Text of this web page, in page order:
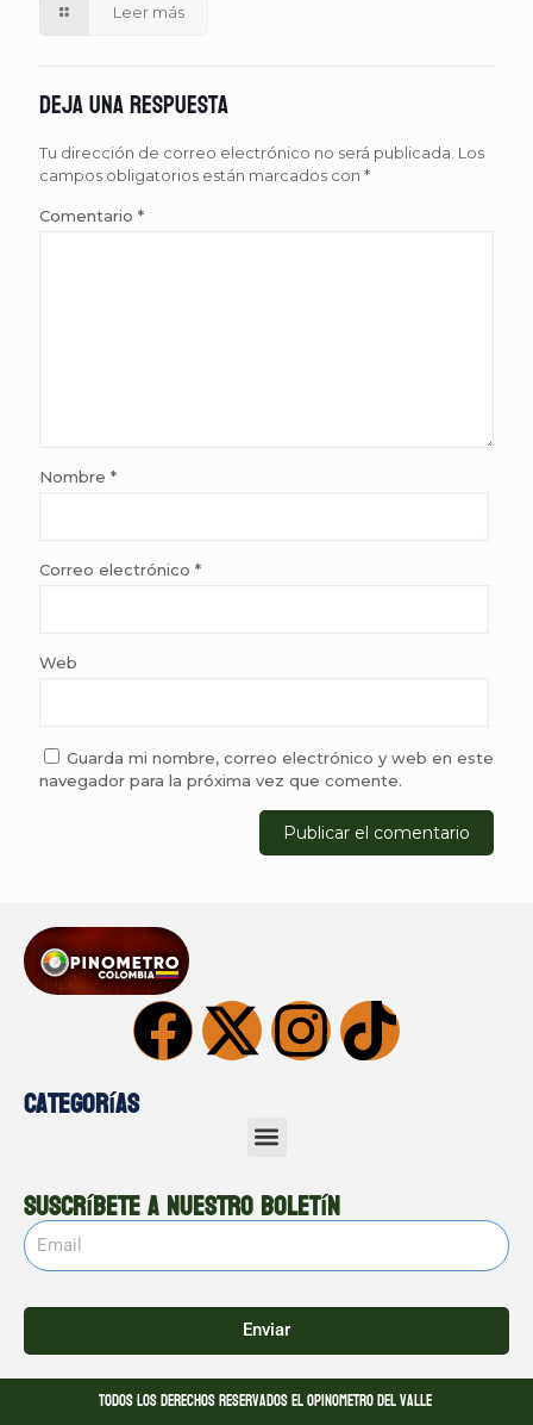
Leer más
Deja una respuesta
Tu dirección de correo electrónico no será publicada. Los
campos obligatorios están marcados con *
Comentario *
Nombre *
Correo electrónico *
Web
Guarda mi nombre, correo electrónico y web en este
navegador para la próxima vez que comente.
Categorías
Suscríbete a nuestro boletín
Enviar
Todos los derechos reservados El opinometro del valle